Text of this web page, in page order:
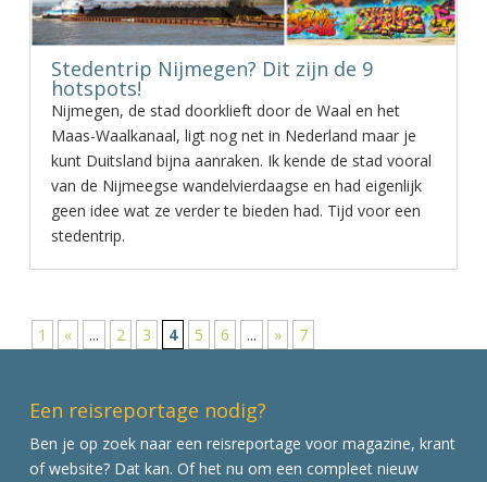
Stedentrip Nijmegen? Dit zijn de 9
hotspots!
Nijmegen, de stad doorklieft door de Waal en het
Maas-Waalkanaal, ligt nog net in Nederland maar je
kunt Duitsland bijna aanraken. Ik kende de stad vooral
van de Nijmeegse wandelvierdaagse en had eigenlijk
geen idee wat ze verder te bieden had. Tijd voor een
stedentrip.
1 « ... 2 3 4 5 6 ... » 7
Een reisreportage nodig?
Ben je op zoek naar een reisreportage voor magazine, krant
of website? Dat kan. Of het nu om een compleet nieuw